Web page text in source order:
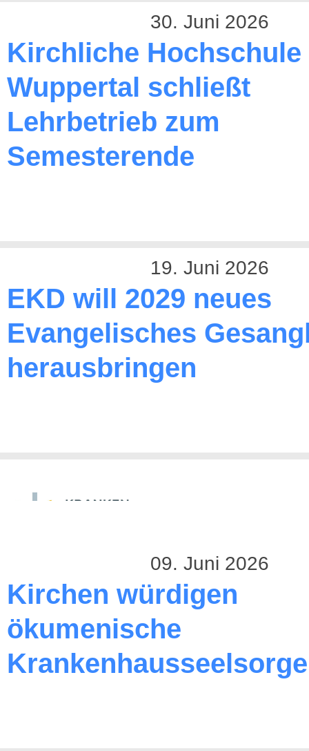
30. Juni 2026
Kirchliche Hochschule
Wuppertal schließt
Lehrbetrieb zum
Semesterende
19. Juni 2026
EKD will 2029 neues
Evangelisches
herausbringen
09. Juni 2026
Kirchen würdigen
ökumenische
Krankenhausseelsorge